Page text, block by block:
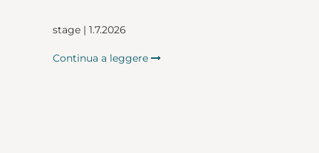
stage | 1.7.2026
Continua a leggere